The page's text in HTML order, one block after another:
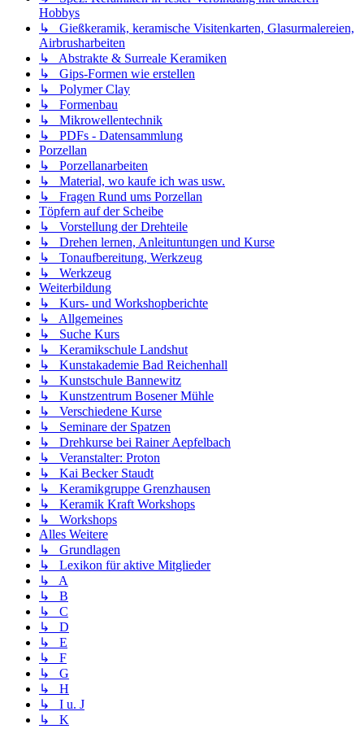
Hobbys
↳ Gießkeramik, keramische Visitenkarten, Glasurmalereien,
Airbrusharbeiten
↳ Abstrakte & Surreale Keramiken
↳ Gips-Formen wie erstellen
↳ Polymer Clay
↳ Formenbau
↳ Mikrowellentechnik
↳ PDFs - Datensammlung
Porzellan
↳ Porzellanarbeiten
↳ Material, wo kaufe ich was usw.
↳ Fragen Rund ums Porzellan
Töpfern auf der Scheibe
↳ Vorstellung der Drehteile
↳ Drehen lernen, Anleituntungen und Kurse
↳ Tonaufbereitung, Werkzeug
↳ Werkzeug
Weiterbildung
↳ Kurs- und Workshopberichte
↳ Allgemeines
↳ Suche Kurs
↳ Keramikschule Landshut
↳ Kunstakademie Bad Reichenhall
↳ Kunstschule Bannewitz
↳ Kunstzentrum Bosener Mühle
↳ Verschiedene Kurse
↳ Seminare der Spatzen
↳ Drehkurse bei Rainer Aepfelbach
↳ Veranstalter: Proton
↳ Kai Becker Staudt
↳ Keramikgruppe Grenzhausen
↳ Keramik Kraft Workshops
↳ Workshops
Alles Weitere
↳ Grundlagen
↳ Lexikon für aktive Mitglieder
↳ A
↳ B
↳ C
↳ D
↳ E
↳ F
↳ G
↳ H
↳ I u. J
↳ K